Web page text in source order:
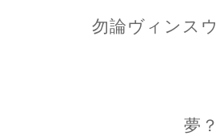
勿論ヴィンス
夢？